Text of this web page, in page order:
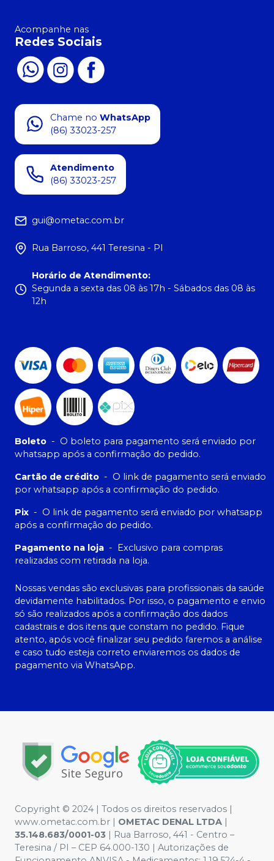
Acompanhe nas
Redes Sociais
Chame no WhatsApp
(86) 33023-257
Atendimento
(86) 33023-257
gui@ometac.com.br
Rua Barroso, 441 Teresina - PI
Horário de Atendimento:
Segunda a sexta das 08 às 17h - Sábados das 08 às
12h
Boleto - O boleto para pagamento será enviado por
whatsapp após a confirmação do pedido.
Cartão de crédito - O link de pagamento será enviado
por whatsapp após a confirmação do pedido.
Pix - O link de pagamento será enviado por whatsapp
após a confirmação do pedido.
Pagamento na loja -
Exclusivo para compras
realizadas com retirada na loja.
Nossas vendas são exclusivas para profissionais da saúde
devidamente habilitados. Por isso, o pagamento e envio
só são realizados após a confirmação dos dados
cadastrais e dos itens que constam no pedido. Fique
atento, após você finalizar seu pedido faremos a análise
e caso tudo esteja correto enviaremos os dados de
pagamento via WhatsApp.
Copyright © 2024 | Todos os direitos reservados |
www.ometac.com.br | OMETAC DENAL LTDA |
35.148.683/0001-03 | Rua Barroso, 441 - Centro –
Teresina / PI – CEP 64.000-130 | Autorizações de